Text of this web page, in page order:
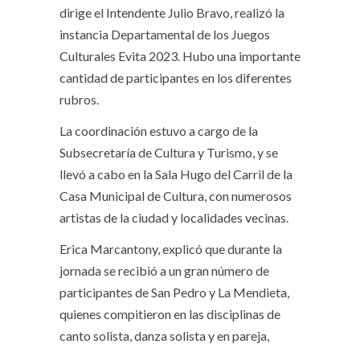
dirige el Intendente Julio Bravo, realizó la
instancia Departamental de los Juegos
Culturales Evita 2023. Hubo una importante
cantidad de participantes en los diferentes
rubros.
La coordinación estuvo a cargo de la
Subsecretaría de Cultura y Turismo, y se
llevó a cabo en la Sala Hugo del Carril de la
Casa Municipal de Cultura, con numerosos
artistas de la ciudad y localidades vecinas.
Erica Marcantony, explicó que durante la
jornada se recibió a un gran número de
participantes de San Pedro y La Mendieta,
quienes compitieron en las disciplinas de
canto solista, danza solista y en pareja,